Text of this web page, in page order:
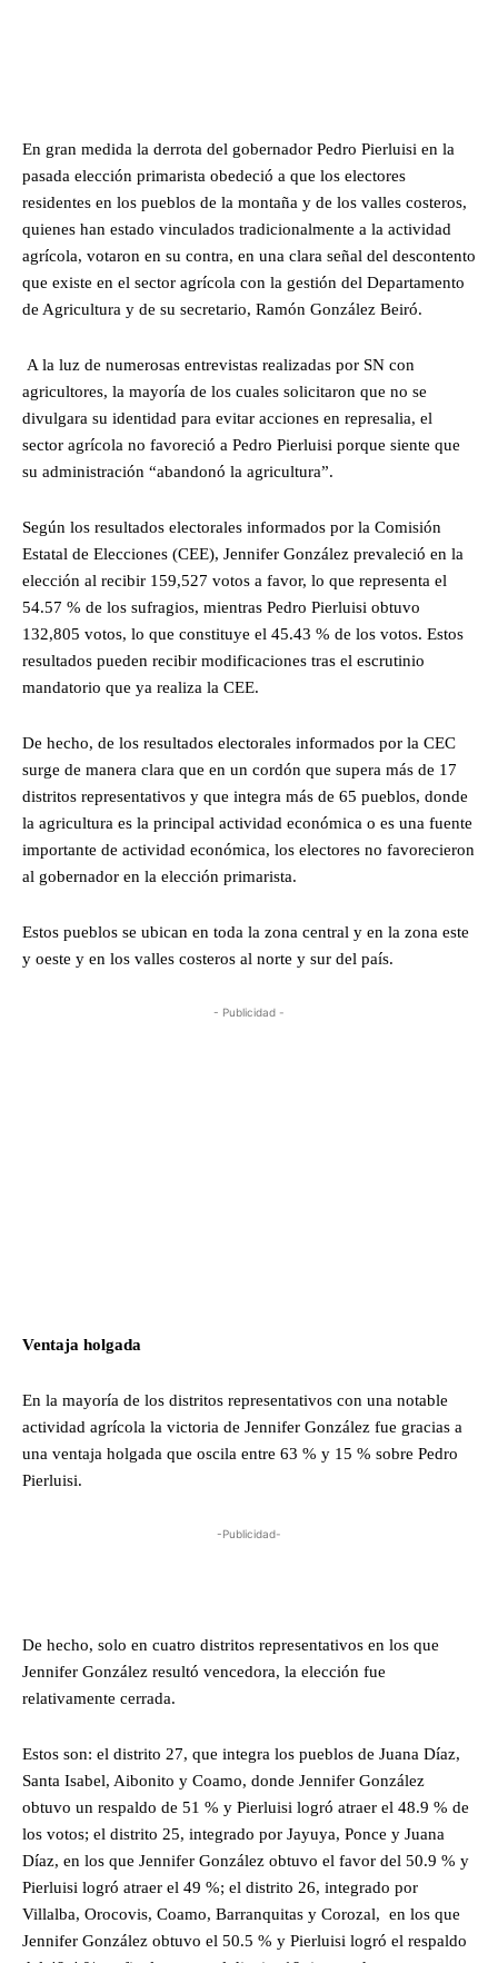
En gran medida la derrota del gobernador Pedro Pierluisi en la
pasada elección primarista obedeció a que los electores
residentes en los pueblos de la montaña y de los valles costeros,
quienes han estado vinculados tradicionalmente a la actividad
agrícola, votaron en su contra, en una clara señal del descontento
que existe en el sector agrícola con la gestión del Departamento
de Agricultura y de su secretario, Ramón González Beiró.
A la luz de numerosas entrevistas realizadas por SN con
agricultores, la mayoría de los cuales solicitaron que no se
divulgara su identidad para evitar acciones en represalia, el
sector agrícola no favoreció a Pedro Pierluisi porque siente que
su administración “abandonó la agricultura”.
Según los resultados electorales informados por la Comisión
Estatal de Elecciones (CEE), Jennifer González prevaleció en la
elección al recibir 159,527 votos a favor, lo que representa el
54.57 % de los sufragios, mientras Pedro Pierluisi obtuvo
132,805 votos, lo que constituye el 45.43 % de los votos. Estos
resultados pueden recibir modificaciones tras el escrutinio
mandatorio que ya realiza la CEE.
De hecho, de los resultados electorales informados por la CEC
surge de manera clara que en un cordón que supera más de 17
distritos representativos y que integra más de 65 pueblos, donde
la agricultura es la principal actividad económica o es una fuente
importante de actividad económica, los electores no favorecieron
al gobernador en la elección primarista.
Estos pueblos se ubican en toda la zona central y en la zona este
y oeste y en los valles costeros al norte y sur del país.
- Publicidad -
Ventaja holgada
En la mayoría de los distritos representativos con una notable
actividad agrícola la victoria de Jennifer González fue gracias a
una ventaja holgada que oscila entre 63 % y 15 % sobre Pedro
Pierluisi.
-Publicidad-
De hecho, solo en cuatro distritos representativos en los que
Jennifer González resultó vencedora, la elección fue
relativamente cerrada.
Estos son: el distrito 27, que integra los pueblos de Juana Díaz,
Santa Isabel, Aibonito y Coamo, donde Jennifer González
obtuvo un respaldo de 51 % y Pierluisi logró atraer el 48.9 % de
los votos; el distrito 25, integrado por Jayuya, Ponce y Juana
Díaz, en los que Jennifer González obtuvo el favor del 50.9 % y
Pierluisi logró atraer el 49 %; el distrito 26, integrado por
Villalba, Orocovis, Coamo, Barranquitas y Corozal, en los que
Jennifer González obtuvo el 50.5 % y Pierluisi logró el respaldo